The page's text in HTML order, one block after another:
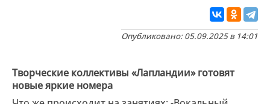
Опубликовано: 05.09.2025 в 14:01
Творческие коллективы «Лапландии» готовят
новые яркие номера